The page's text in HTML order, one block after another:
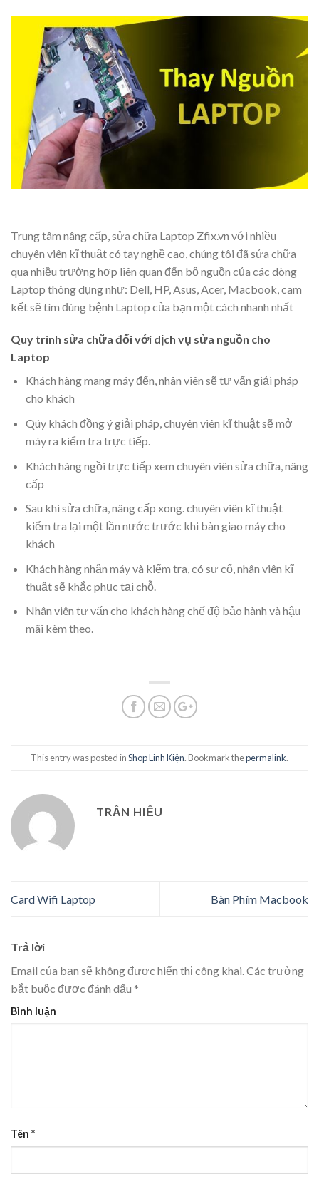
Trung tâm nâng cấp, sửa chữa Laptop Zfix.vn với nhiều
chuyên viên kĩ thuật có tay nghề cao, chúng tôi đã sửa chữa
qua nhiều trường hợp liên quan đến bộ nguồn của các dòng
Laptop thông dụng như: Dell, HP, Asus, Acer, Macbook, cam
kết sẽ tìm đúng bệnh Laptop của bạn một cách nhanh nhất
Quy trình sửa chữa đối với dịch vụ sửa nguồn cho
Laptop
Khách hàng mang máy đến, nhân viên sẽ tư vấn giải pháp
cho khách
Qúy khách đồng ý giải pháp, chuyên viên kĩ thuật sẽ mở
máy ra kiểm tra trực tiếp.
Khách hàng ngồi trực tiếp xem chuyên viên sửa chữa, nâng
cấp
Sau khi sửa chữa, nâng cấp xong. chuyên viên kĩ thuật
kiểm tra lại một lần nước trước khi bàn giao máy cho
khách
Khách hàng nhận máy và kiểm tra, có sự cố, nhân viên kĩ
thuật sẽ khắc phục tại chỗ.
Nhân viên tư vấn cho khách hàng chế độ bảo hành và hậu
mãi kèm theo.
This entry was posted inShop Linh Kiện. Bookmark thepermalink.
TRẦN HIẾU
Card Wifi Laptop Bàn Phím Macbook
Trả lời
Email của bạn sẽ không được hiển thị công khai. Các trường
bắt buộc được đánh dấu *
Bình luận
Tên *